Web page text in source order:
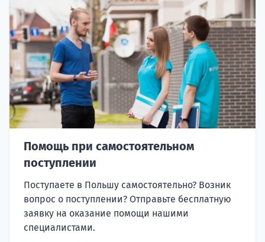
Помощь при самостоятельном
поступлении
Поступаете в Польшу самостоятельно? Возник
вопрос о поступлении? Отправьте бесплатную
заявку на оказание помощи нашими
специалистами.